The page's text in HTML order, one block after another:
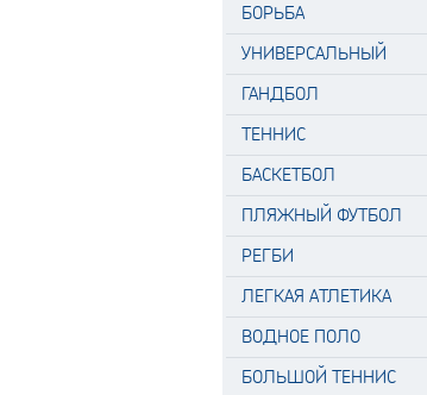
БОРЬБА
УНИВЕРСАЛЬНЫЙ
ГАНДБОЛ
ТЕННИС
БАСКЕТБОЛ
ПЛЯЖНЫЙ ФУТБОЛ
РЕГБИ
ЛЕГКАЯ АТЛЕТИКА
ВОДНОЕ ПОЛО
БОЛЬШОЙ ТЕННИС